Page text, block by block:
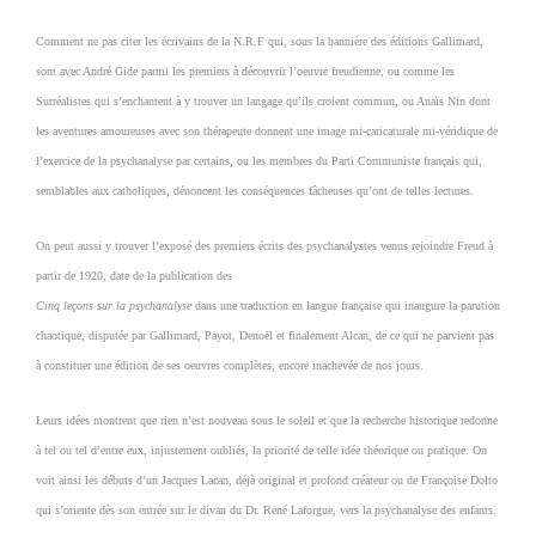
Comment ne pas citer les écrivains de la N.R.F qui, sous la bannière des éditions Gallimard,
sont avec André Gide parmi les premiers à découvrir l’oeuvre freudienne, ou comme les
Surréalistes qui s’enchantent à y trouver un langage qu’ils croient commun, ou Anaïs Nin dont
les aventures amoureuses avec son thérapeute donnent une image mi-caricaturale mi-véridique de
l’exercice de la psychanalyse par certains, ou les membres du Parti Communiste français qui,
semblables aux catholiques, dénoncent les conséquences fâcheuses qu’ont de telles lectures.
On peut aussi y trouver l’exposé des premiers écrits des psychanalystes venus rejoindre Freud à
partir de 1920, date de la publication des
Cinq leçons sur la psychanalyse dans une traduction en langue française qui inaugure la parution
chaotique, disputée par Gallimard, Payot, Denoël et finalement Alcan, de ce qui ne parvient pas
à constituer une édition de ses oeuvres complètes, encore inachevée de nos jours.
Leurs idées montrent que rien n’est nouveau sous le soleil et que la recherche historique redonne
à tel ou tel d’entre eux, injustement oubliés, la priorité de telle idée théorique ou pratique. On
voit ainsi les débuts d’un Jacques Lacan, déjà original et profond créateur ou de Françoise Dolto
qui s’oriente dès son entrée sur le divan du Dr. René Laforgue, vers la psychanalyse des enfants.